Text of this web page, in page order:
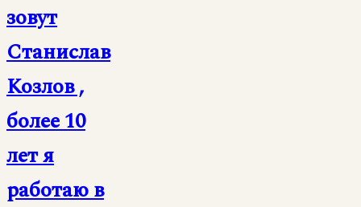
зовут
Станислав
Козлов ,
более 10
лет я
работаю в